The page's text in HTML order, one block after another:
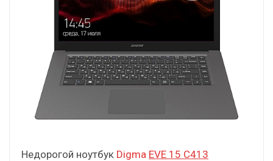
Недорогой ноутбук Digma EVE 15 C413